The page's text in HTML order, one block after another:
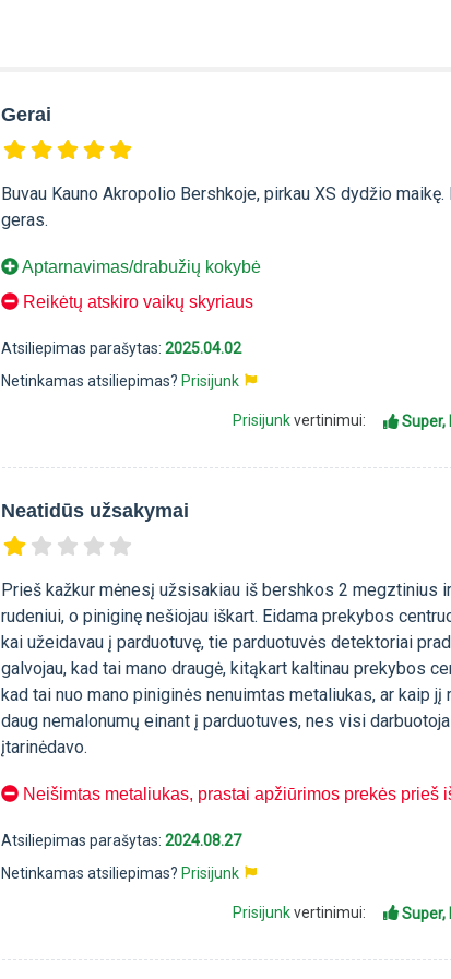
Gerai
Buvau Kauno Akropolio Bershkoje, pirkau XS dydžio
geras.
Aptarnavimas/drabužių kokybė
Reikėtų atskiro vaikų skyriaus
Atsiliepimas parašytas:2025.04.02
Netinkamas atsiliepimas? Prisijunk
Prisijunkvertinimui: Super,
Neatidūs užsakymai
Prieš kažkur mėnesį užsisakiau iš bershkos 2 megztinius
rudeniui, o piniginę nešiojau iškart. Eidama prekybos
kai užeidavau į parduotuvę, tie parduotuvės detektoriai
galvojau, kad tai mano draugė, kitąkart kaltinau prekybos
kad tai nuo mano piniginės nenuimtas metaliukas, ar kaip jį
daug nemalonumų einant į parduotuves, nes visi
įtarinėdavo.
Neišimtas metaliukas, prastai apžiūrimos prekės prieš
Atsiliepimas parašytas:2024.08.27
Netinkamas atsiliepimas?Prisijunk
Prisijunkvertinimui: Super,